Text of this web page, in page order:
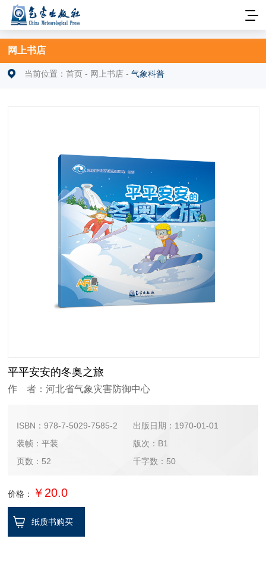
网上书店
当前位置：首页 - 网上书店 -气象科普
平平安安的冬奥之旅
作 者：河北省气象灾害防御中心
ISBN：978-7-5029-7585-2
出版日期：1970-01-01
装帧：平装
版次：B1
页数：52
千字数：50
价格： ￥20.0
纸质书购买